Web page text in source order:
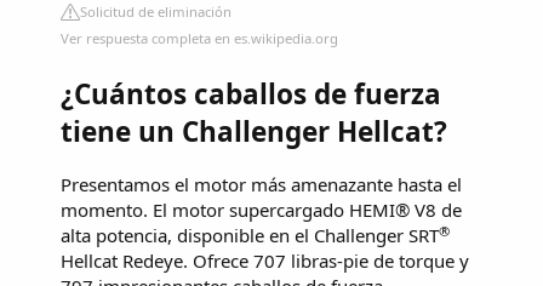
Solicitud de eliminación
Ver respuesta completa en es.wikipedia.org
¿Cuántos caballos de fuerza
tiene un Challenger Hellcat?
Presentamos el motor más amenazante hasta el
momento. El motor supercargado HEMI® V8 de
alta potencia, disponible en el Challenger SRT®
Hellcat Redeye. Ofrece 707 libras-pie de torque y